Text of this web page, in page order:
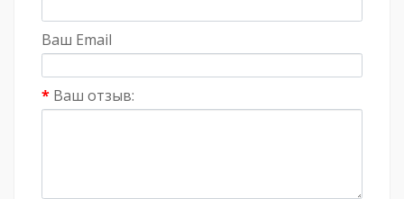
Ваш Email
Ваш отзыв: